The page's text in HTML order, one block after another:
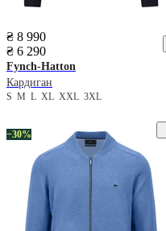
₴ 8 990
₴ 6 290
Fynch-Hatton
Кардиган
S M L XL XXL 3XL
−30%